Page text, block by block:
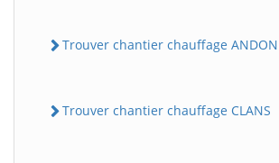
Trouver chantier chauffage ANDON
Trouver chantier chauffage CLANS